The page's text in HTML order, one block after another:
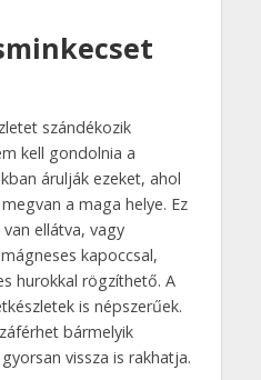
szándékozik
kell gondolnia a
árulják ezeket, ahol
a maga helye. Ez
ellátva, vagy
kapoccsal,
hurokkal rögzíthető. A
is népszerűek.
bármelyik
vissza is rakhatja.